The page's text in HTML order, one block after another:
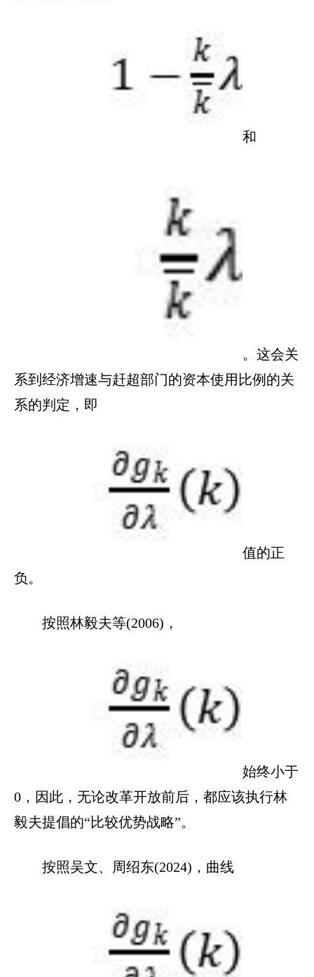
和
。这会关
系到经济增速与赶超部门的资本使用比例的关
系的判定，即
值的正
负。
按照林毅夫等(2006)，
始终小于
0，因此，无论改革开放前后，都应该执行林
毅夫提倡的“比较优势战略”。
按照吴文、周绍东(2024)，曲线